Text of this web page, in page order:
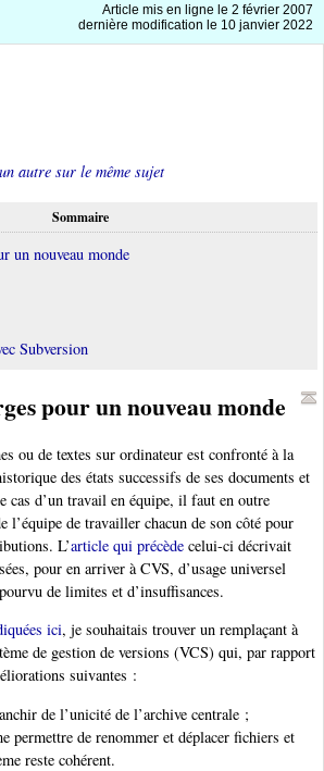
Article mis en ligne le 2 février 2007
dernière modification le 10 janvier 2022
un autre sur le même sujet
Sommaire
un nouveau monde
Subversion
pour un nouveau monde
ou de textes sur ordinateur est confronté à la
des états successifs de ses documents et
cas d’un travail en équipe, il faut en outre
l’équipe de travailler chacun de son côté pour
L’article qui précède celui-ci décrivait
pour en arriver à CVS, d’usage universel
de limites et d’insuffisances.
ici, je souhaitais trouver un remplaçant à
de gestion de versions (VCS) qui, par rapport
suivantes :
de l’unicité de l’archive centrale ;
permettre de renommer et déplacer fichiers et
reste cohérent.